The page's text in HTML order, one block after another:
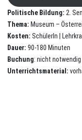
Politische Bildung: 2.
Thema: Museum –
Kosten: SchülerIn |
Dauer: 90-180 Minuten
Buchung: nicht notwendig
Unterrichtsmaterial: